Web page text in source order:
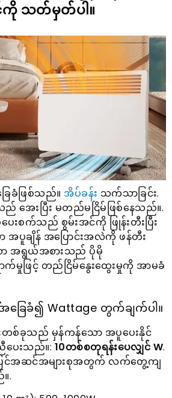
ကို သတ်မှတ်ပါ။
ခံဖြစ်သည်။ အိပ်ခန်း သက်သာခြင်း.
အေးပြီး မတည်မငြိမ်ဖြစ်နေသည်။.
ပေးစက်သည် စွမ်းအင်ကို ဖြုန်းတီးပြီး
ပူချိန် အပြောင်းအလဲကို ဖန်တီး
ာ အရွယ်အစားသည် ပိုမို
က်မှုဖြင့် တည်ငြိမ်နွေးထွေးမှုကို အာမခံ
ခြေခံ၍ Wattage တွက်ချက်ပါ။
းတစ်ခုသည် မှန်ကန်သော အပူပေးနိုင်
ပေးသည်။: 10တစ်စတုရန်းပေလျှင် W.
င်အဆင်အများစုအတွက် လက်တွေ့ကျ
.